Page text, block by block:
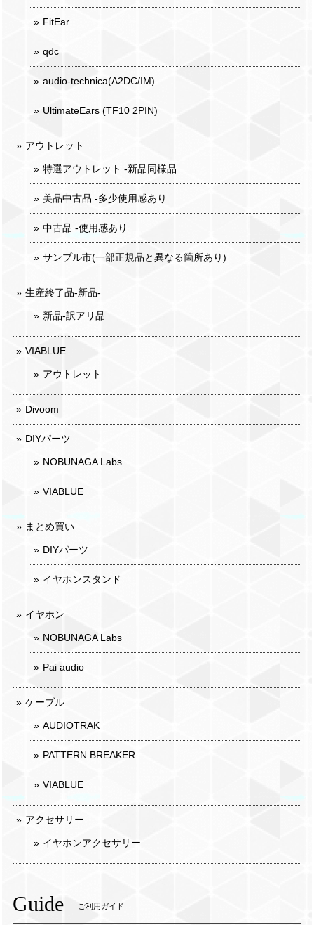
FitEar
qdc
audio-technica(A2DC/IM)
UltimateEars (TF10 2PIN)
アウトレット
特選アウトレット -新品同様品
美品中古品 -多少使用感あり
中古品 -使用感あり
サンプル市(一部正規品と異なる箇所あり)
生産終了品-新品-
新品-訳アリ品
VIABLUE
アウトレット
Divoom
DIYパーツ
NOBUNAGA Labs
VIABLUE
まとめ買い
DIYパーツ
イヤホンスタンド
イヤホン
NOBUNAGA Labs
Pai audio
ケーブル
AUDIOTRAK
PATTERN BREAKER
VIABLUE
アクセサリー
イヤホンアクセサリー
Guide ご利用ガイド